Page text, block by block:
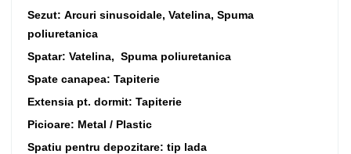
Sezut: Arcuri sinusoidale, Vatelina, Spuma
poliuretanica
Spatar: Vatelina, Spuma poliuretanica
Spate canapea: Tapiterie
Extensia pt. dormit: Tapiterie
Picioare: Metal / Plastic
Spatiu pentru depozitare: tip lada